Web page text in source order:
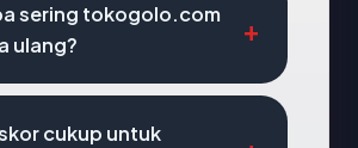
sering tokogolo.com
ulang?
cukup untuk